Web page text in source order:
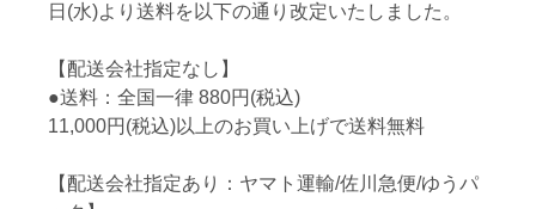
日(水)より送料を以下の通り改定いたしました。
【配送会社指定なし】
●送料：全国一律 880円(税込)
11,000円(税込)以上のお買い上げで送料無料
【配送会社指定あり：ヤマト運輸/佐川急便/ゆうパ